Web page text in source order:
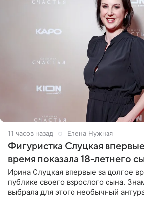
11 часов назад Елена Нужная
Фигуристка Слуцкая
время показала 18-летнего
Ирина Слуцкая впервые за долгое
публике своего взрослого сына.
выбрала для этого необычный